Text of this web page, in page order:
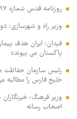
روزنامه قدس شماره ۱۰۹۹۷
وزیر راه و شهرسازی:
فیدان: ایران هدف
پاکستان می پیوندد
رئیس سازمان
خلیج فارس را مطالبه‌
وزیر فرهنگ: خبرنگاران
اصحاب رسانه